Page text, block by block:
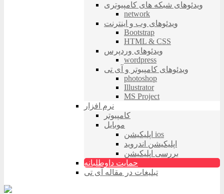
ویدئوهای شبکه های کامپیوتری
network
ویدئوهای وب و اینترنت
Bootstrap
HTML & CSS
ویدئوهای وردپرس
wordpress
ویدئوهای کامپیوتر و آی تی
photoshop
Illustrator
MS Project
نرم افزار
کامپیوتر
موبایل
اپلیکیشن ios
اپلیکیشن اندروید
بررسی اپلیکیشن
حمایت داوطلبانه
تبلیغات در مقاله آی تی